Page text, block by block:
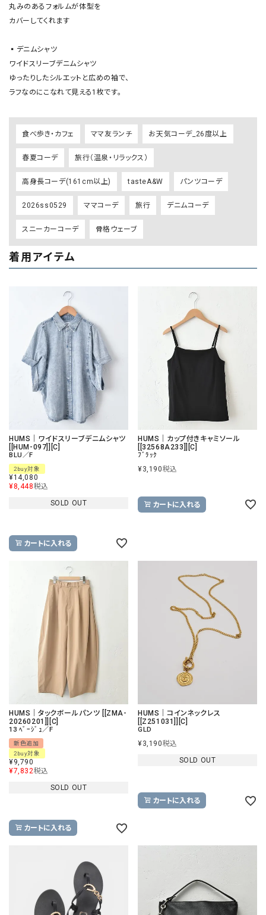
丸みのあるフォルムが体型を
カバーしてくれます
▪️デニムシャツ
ワイドスリーブデニムシャツ
ゆったりしたシルエットと広めの袖で、
ラフなのにこなれて見える1枚です。
食べ歩き・カフェ ママ友ランチ お天気コーデ_26度以上
春夏コーデ 旅行（温泉・リラックス）
高身長コーデ(161cm以上) tasteA&W パンツコーデ
2026ss0529 ママコーデ 旅行 デニムコーデ
スニーカーコーデ 骨格ウェーブ
着用アイテム
HUMS｜ワイドスリーブデニムシャツ
[[HUM-097]][C]
BLU／F
2buy対象
¥14,080
¥8,448税込
SOLD OUT
カートに入れる
HUMS｜カップ付きキャミソール
[[32568A233]][C]
ﾌﾞﾗｯｸ
¥3,190税込
カートに入れる
HUMS｜タックボールパンツ [[ZMA-
20260201]][C]
13 ﾍﾞｰｼﾞｭ／F
新色追加
2buy対象
¥9,790
¥7,832税込
SOLD OUT
カートに入れる
HUMS｜コインネックレス
[[Z251031]][C]
GLD
¥3,190税込
SOLD OUT
カートに入れる